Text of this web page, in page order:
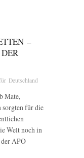
–
Deutschland
Mate,
sorgten für die
Welt noch in
APO